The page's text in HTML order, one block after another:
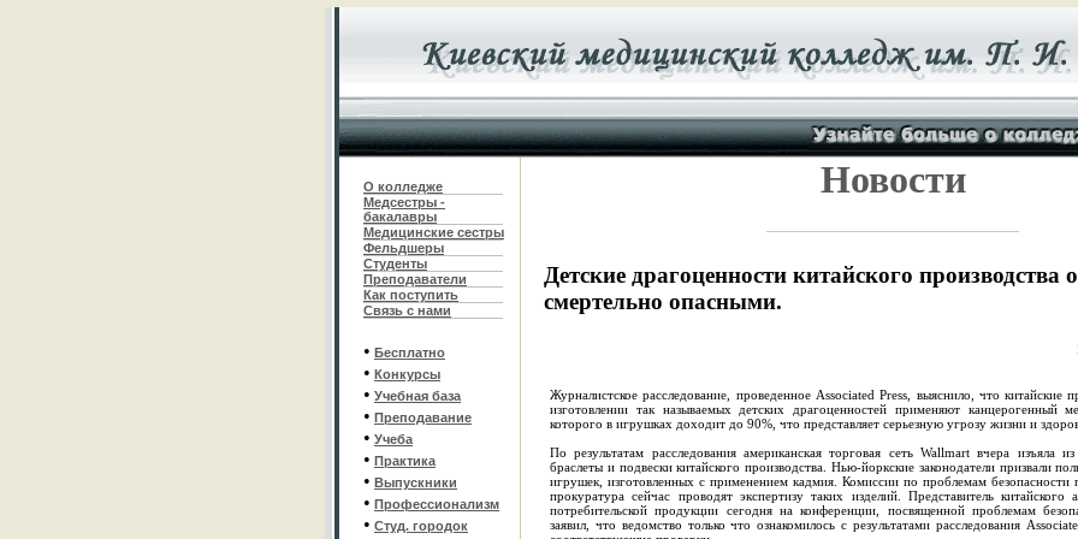
О колледже
Медсестры -
бакалавры
Медицинские сестры
Фельдшеры
Студенты
Преподаватели
Как поступить
Связь с нами
• Бесплатно
• Конкурсы
• Учебная база
• Преподавание
• Учеба
• Практика
• Выпускники
• Профессионализм
• Студ. городок
Новости
Детские драгоценности китайского производства
смертельно опасными.
Журналистское расследование, проведенное Associated Press, выяснило, что китайские
изготовлении так называемых детских драгоценностей применяют канцерогенный
которого в игрушках доходит до 90%, что представляет серьезную угрозу жизни и
По результатам расследования американская торговая сеть Wallmart вчера изъяла
браслеты и подвески китайского производства. Нью-йоркские законодатели призвали
игрушек, изготовленных с применением кадмия. Комиссии по проблемам безопасности
прокуратура сейчас проводят экспертизу таких изделий. Представитель китайского
потребительской продукции сегодня на конференции, посвященной проблемам
заявил, что ведомство только что ознакомилось с результатами расследования